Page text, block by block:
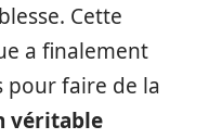
Cette
a finalement
pour faire de la
véritable